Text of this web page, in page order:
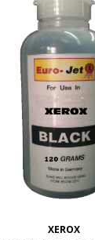
XEROX